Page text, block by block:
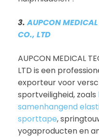
3.AUPCON
CO., LTD
AUPCON MEDICAL
LTD is een
exporteur voor
sportveiligheid, zoals
samenhangend
sporttape,
yogaproducten en